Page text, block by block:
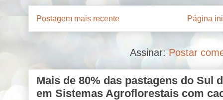
Postagem mais recente Página
Assinar: Postar
Mais de 80% das pastagens do Sul
em Sistemas Agroflorestais com